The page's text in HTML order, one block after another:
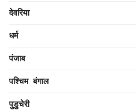
देवरिया
धर्म
पंजाब
पश्चिम बंगाल
पुडुचेरी